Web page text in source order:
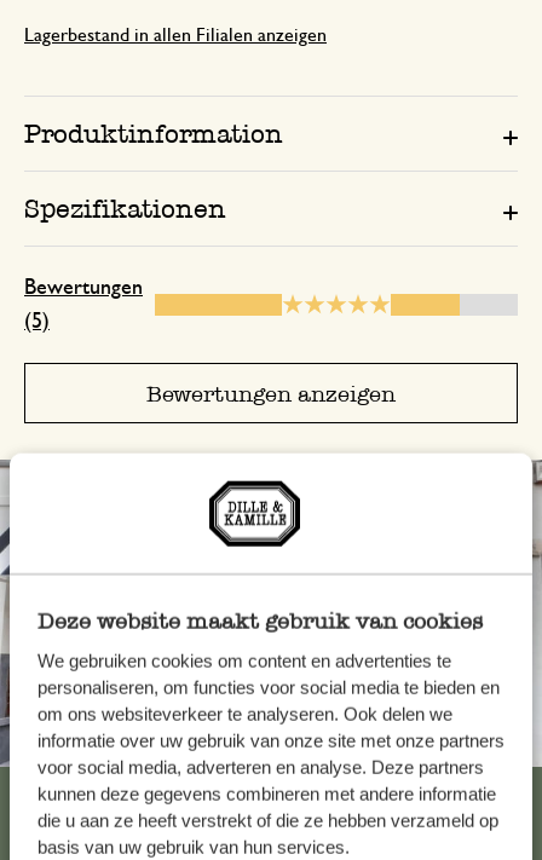
Deze website maakt gebruik van cookies
We gebruiken cookies om content en advertenties te
personaliseren, om functies voor social media te bieden en
om ons websiteverkeer te analyseren. Ook delen we
informatie over uw gebruik van onze site met onze partners
voor social media, adverteren en analyse. Deze partners
kunnen deze gegevens combineren met andere informatie
die u aan ze heeft verstrekt of die ze hebben verzameld op
basis van uw gebruik van hun services.
Lagerbestand in allen Filialen anzeigen
Produktinformation
Spezifikationen
Bewertungen
(5)
Bewertungen anzeigen
Immer in der Nähe
Alle 62 Geschäfte anzeigen
Ihrer Bestellung! 🌿🪴
Schönes Teil,tut was es soll.
gutes gerät.
gutes gerät.